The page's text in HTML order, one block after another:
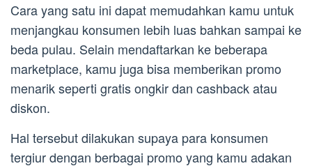
Cara yang satu ini dapat memudahkan kamu untuk
menjangkau konsumen lebih luas bahkan sampai ke
beda pulau. Selain mendaftarkan ke beberapa
marketplace, kamu juga bisa memberikan promo
menarik seperti gratis ongkir dan cashback atau
diskon.
Hal tersebut dilakukan supaya para konsumen
tergiur dengan berbagai promo yang kamu adakan